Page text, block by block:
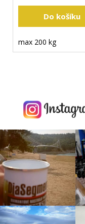
Do košíku
max 200 kg